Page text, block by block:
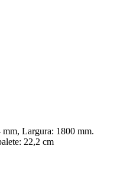
Largura: 1800 mm.
22,2 cm